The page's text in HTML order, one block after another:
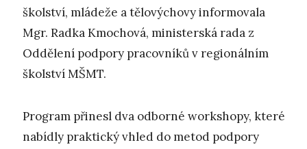
školství, mládeže a tělovýchovy informovala
Mgr. Radka Kmochová, ministerská rada z
Oddělení podpory pracovníků v regionálním
školství MŠMT.
Program přinesl dva odborné workshopy, které
nabídly praktický vhled do metod podpory